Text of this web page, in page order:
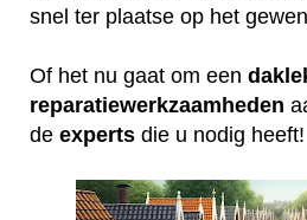
snel ter plaatse op het
Of het nu gaat om een
reparatiewerkzaamheden
de experts die u nodig heeft!